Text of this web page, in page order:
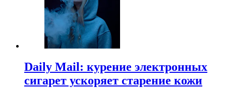
Daily Mail: курение электронных
сигарет ускоряет старение кожи